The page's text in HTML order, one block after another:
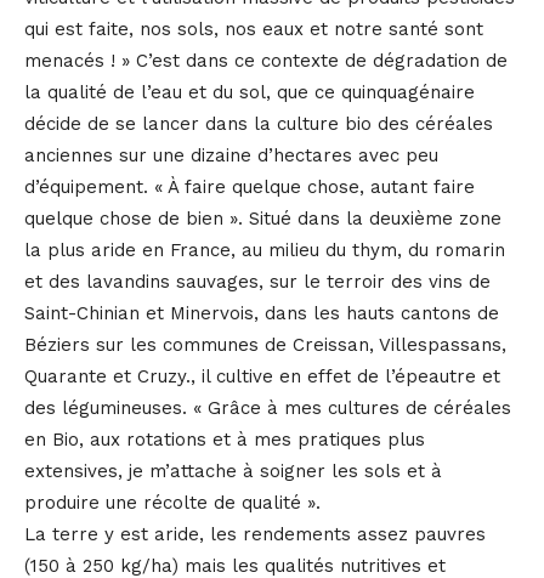
qui est faite, nos sols, nos eaux et notre santé sont
menacés ! » C’est dans ce contexte de dégradation de
la qualité de l’eau et du sol, que ce quinquagénaire
décide de se lancer dans la culture bio des céréales
anciennes sur une dizaine d’hectares avec peu
d’équipement. « À faire quelque chose, autant faire
quelque chose de bien ». Situé dans la deuxième zone
la plus aride en France, au milieu du thym, du romarin
et des lavandins sauvages, sur le terroir des vins de
Saint-Chinian et Minervois, dans les hauts cantons de
Béziers sur les communes de Creissan, Villespassans,
Quarante et Cruzy., il cultive en effet de l’épeautre et
des légumineuses. « Grâce à mes cultures de céréales
en Bio, aux rotations et à mes pratiques plus
extensives, je m’attache à soigner les sols et à
produire une récolte de qualité ».
La terre y est aride, les rendements assez pauvres
(150 à 250 kg/ha) mais les qualités nutritives et